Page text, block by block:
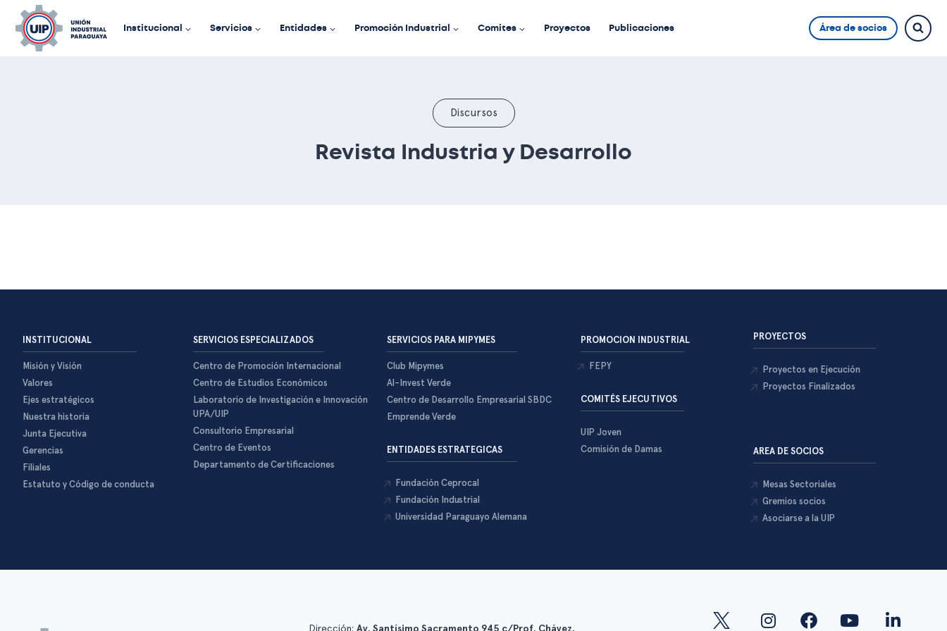
Institucional Servicios Entidades Promoción Industrial Comites Proyectos Publicaciones Área de socios
Discursos
Revista Industria y Desarrollo
INSTITUCIONAL
Misión y Visión
Valores
Ejes estratégicos
Nuestra historia
Junta Ejecutiva
Gerencias
Filiales
Estatuto y Código de conducta
SERVICIOS ESPECIALIZADOS
Centro de Promoción Internacional
Centro de Estudios Económicos
Laboratorio de Investigación e Innovación
UPA/UIP
Consultorio Empresarial
Centro de Eventos
Departamento de Certificaciones
SERVICIOS PARA MIPYMES
Club Mipymes
Al-Invest Verde
Centro de Desarrollo Empresarial SBDC
Emprende Verde
ENTIDADES ESTRATEGICAS
Fundación Ceprocal
Fundación Industrial
Universidad Paraguayo Alemana
PROMOCION INDUSTRIAL
FEPY
COMITÉS EJECUTIVOS
UIP Joven
Comisión de Damas
PROYECTOS
Proyectos en Ejecución
Proyectos Finalizados
AREA DE SOCIOS
Mesas Sectoriales
Gremios socios
Asociarse a la UIP
Dirección: Av. Santísimo Sacramento 945 c/Prof. Chávez.